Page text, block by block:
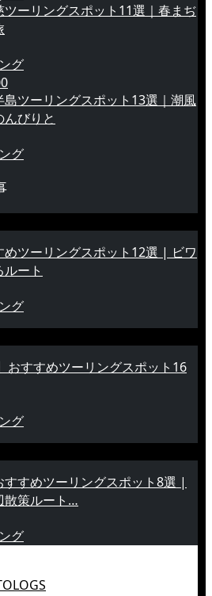
ツーリングスポット11選｜春まぢ
グ
島ツーリングスポット13選｜潮風
びりと
グ
めツーリングスポット12選 | ビワ
ート
グ
おすすめツーリングスポット16
グ
すすめツーリングスポット8選 |
散策ルート…
グ